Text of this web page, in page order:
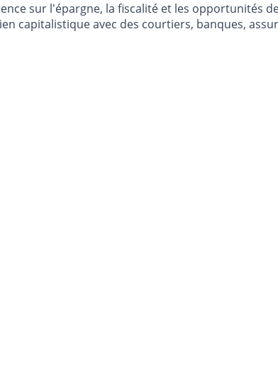
sur l'épargne, la fiscalité et les opportunités
capitalistique avec des courtiers, banques,